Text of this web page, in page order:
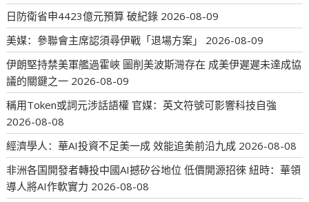
日防衛省申4423億元預算 破紀錄 2026-08-09
美媒：參聯會主席認須尋伊戰「退場方案」
2026-08-09
伊朗堅持禁美軍艦過霍峽 圖削美波斯灣存在 成美伊遲遲未達成協
議的關鍵之一 2026-08-09
稱用Token或詞元涉話語權 官媒：英文符號可影響科技自強
2026-08-08
經濟學人：華AI投資不足美一成 效能追美前沿九成 2026-08-08
非洲各国開發者轉投中國AI撼矽谷地位 低價開源招徠 紐時：華領
導人將AI作軟實力 2026-08-08